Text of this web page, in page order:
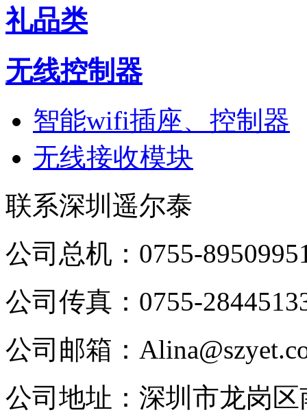
礼品类
无线控制器
智能wifi插座、控制器
无线接收模块
联系深圳遥尔泰
公司总机：0755-
公司传真：0755-
公司邮箱：
公司地址：深圳市龙岗